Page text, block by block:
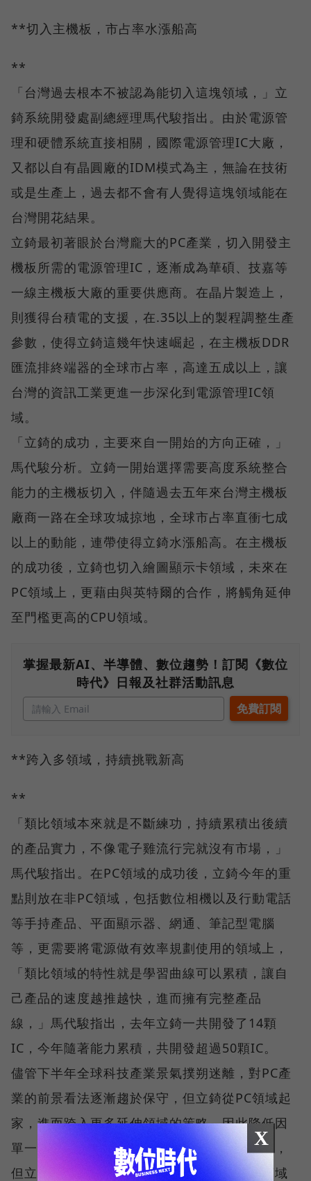
**切入主機板，市占率水漲船高
**
「台灣過去根本不被認為能切入這塊領域，」立
錡系統開發處副總經理馬代駿指出。由於電源管
理和硬體系統直接相關，國際電源管理IC大廠，
又都以自有晶圓廠的IDM模式為主，無論在技術
或是生產上，過去都不會有人覺得這塊領域能在
台灣開花結果。
立錡最初著眼於台灣龐大的PC產業，切入開發主
機板所需的電源管理IC，逐漸成為華碩、技嘉等
一線主機板大廠的重要供應商。在晶片製造上，
則獲得台積電的支援，在.35以上的製程調整生產
參數，使得立錡這幾年快速崛起，在主機板DDR
匯流排終端器的全球市占率，高達五成以上，讓
台灣的資訊工業更進一步深化到電源管理IC領
域。
「立錡的成功，主要來自一開始的方向正確，」
馬代駿分析。立錡一開始選擇需要高度系統整合
能力的主機板切入，伴隨過去五年來台灣主機板
廠商一路在全球攻城掠地，全球市占率直衝七成
以上的動能，連帶使得立錡水漲船高。在主機板
的成功後，立錡也切入繪圖顯示卡領域，未來在
PC領域上，更藉由與英特爾的合作，將觸角延伸
至門檻更高的CPU領域。
掌握最新AI、半導體、數位趨勢！訂閱《數位
時代》日報及社群活動訊息
**跨入多領域，持續挑戰新高
**
「類比領域本來就是不斷練功，持續累積出後續
的產品實力，不像電子雞流行完就沒有市場，」
馬代駿指出。在PC領域的成功後，立錡今年的重
點則放在非PC領域，包括數位相機以及行動電話
等手持產品、平面顯示器、網通、筆記型電腦
等，更需要將電源做有效率規劃使用的領域上，
「類比領域的特性就是學習曲線可以累積，讓自
己產品的速度越推越快，進而擁有完整產品
線，」馬代駿指出，去年立錡一共開發了14顆
IC，今年隨著能力累積，共開發超過50顆IC。
儘管下半年全球科技產業景氣撲朔迷離，對PC產
業的前景看法逐漸趨於保守，但立錡從PC領域起
家，進而跨入更多延伸領域的策略，因此降低因
單一產業劇烈波動造成的傷害；儘管挑戰仍高，
但立錡每一小步的突破，對台灣電源管理IC領域
X